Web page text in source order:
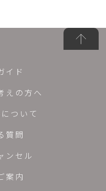
イド
えの方へ
ついて
質問
ンセル
案内